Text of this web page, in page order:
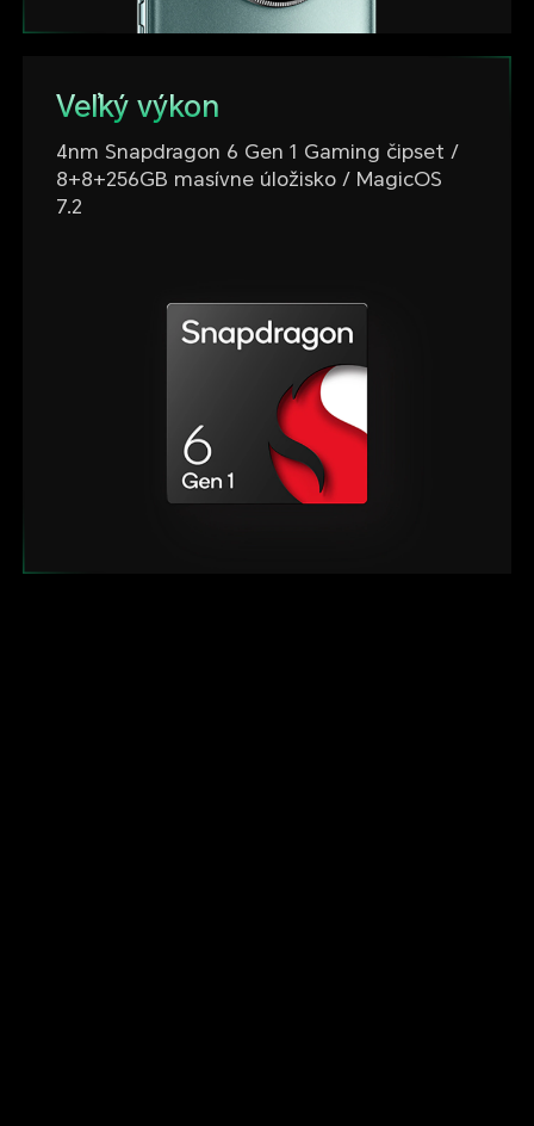
Veľký výkon
4nm Snapdragon 6 Gen 1 Gaming čipset /
8+8+256GB masívne úložisko / MagicOS
7.2